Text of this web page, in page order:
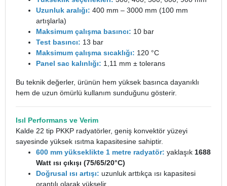
Uzunluk aralığı: 400 mm – 3000 mm (100 mm
artışlarla)
Maksimum çalışma basıncı: 10 bar
Test basıncı: 13 bar
Maksimum çalışma sıcaklığı: 120 °C
Panel sac kalınlığı: 1,11 mm ± tolerans
Bu teknik değerler, ürünün hem yüksek basınca dayanıklı
hem de uzun ömürlü kullanım sunduğunu gösterir.
Isıl Performans ve Verim
Kalde 22 tip PKKP radyatörler, geniş konvektör yüzeyi
sayesinde yüksek ısıtma kapasitesine sahiptir.
600 mm yükseklikte 1 metre radyatör: yaklaşık 1688
Watt ısı çıkışı (75/65/20°C)
Doğrusal ısı artışı: uzunluk arttıkça ısı kapasitesi
orantılı olarak yükselir